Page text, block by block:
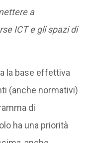
a
ICT e gli spazi di
la base effettiva
(anche normativi)
di
ha una priorità